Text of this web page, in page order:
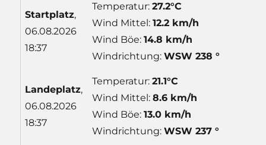
Startplatz,
06.08.2026
18:37
Temperatur:27.2°C
Wind Mittel:12.2 km/h
Wind Böe:14.8 km/h
Windrichtung:WSW 238 °
Landeplatz,
06.08.2026
18:37
Temperatur:21.1°C
Wind Mittel:8.6 km/h
Wind Böe:13.0 km/h
Windrichtung:WSW 237 °